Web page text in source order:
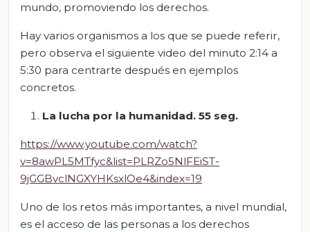
mundo, promoviendo los derechos.
Hay varios organismos a los que se puede referir,
pero observa el siguiente video del minuto 2:14 a
5:30 para centrarte después en ejemplos
concretos.
La lucha por la humanidad. 55 seg.
https://www.youtube.com/watch?
v=8awPL5MTfyc&list=PLRZo5NlFEiST-
9jGGBvclNGXYHKsxlOe4&index=19
Uno de los retos más importantes, a nivel mundial,
es el acceso de las personas a los derechos